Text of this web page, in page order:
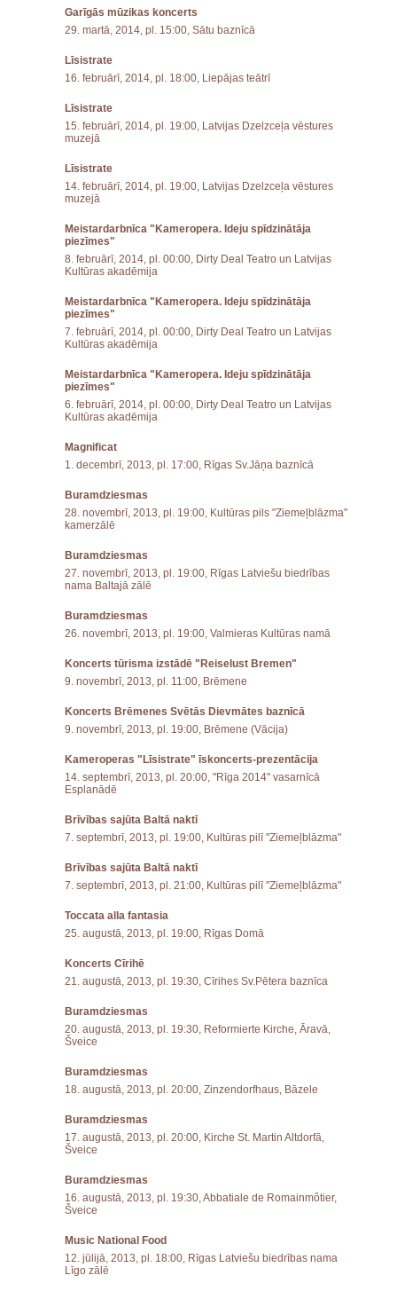
Garīgās mūzikas koncerts
29. martā, 2014, pl. 15:00, Sātu baznīcā
Līsistrate
16. februārī, 2014, pl. 18:00, Liepājas teātrī
Līsistrate
15. februārī, 2014, pl. 19:00, Latvijas Dzelzceļa vēstures
muzejā
Līsistrate
14. februārī, 2014, pl. 19:00, Latvijas Dzelzceļa vēstures
muzejā
Meistardarbnīca "Kameropera. Ideju spīdzinātāja
piezīmes"
8. februārī, 2014, pl. 00:00, Dirty Deal Teatro un Latvijas
Kultūras akadēmija
Meistardarbnīca "Kameropera. Ideju spīdzinātāja
piezīmes"
7. februārī, 2014, pl. 00:00, Dirty Deal Teatro un Latvijas
Kultūras akadēmija
Meistardarbnīca "Kameropera. Ideju spīdzinātāja
piezīmes"
6. februārī, 2014, pl. 00:00, Dirty Deal Teatro un Latvijas
Kultūras akadēmija
Magnificat
1. decembrī, 2013, pl. 17:00, Rīgas Sv.Jāņa baznīcā
Buramdziesmas
28. novembrī, 2013, pl. 19:00, Kultūras pils "Ziemeļblāzma"
kamerzālē
Buramdziesmas
27. novembrī, 2013, pl. 19:00, Rīgas Latviešu biedrības
nama Baltajā zālē
Buramdziesmas
26. novembrī, 2013, pl. 19:00, Valmieras Kultūras namā
Koncerts tūrisma izstādē "Reiselust Bremen"
9. novembrī, 2013, pl. 11:00, Brēmene
Koncerts Brēmenes Svētās Dievmātes baznīcā
9. novembrī, 2013, pl. 19:00, Brēmene (Vācija)
Kameroperas "Līsistrate" īskoncerts-prezentācija
14. septembrī, 2013, pl. 20:00, "Rīga 2014" vasarnīcā
Esplanādē
Brīvības sajūta Baltā naktī
7. septembrī, 2013, pl. 19:00, Kultūras pilī "Ziemeļblāzma"
Brīvības sajūta Baltā naktī
7. septembrī, 2013, pl. 21:00, Kultūras pilī "Ziemeļblāzma"
Toccata alla fantasia
25. augustā, 2013, pl. 19:00, Rīgas Domā
Koncerts Cīrihē
21. augustā, 2013, pl. 19:30, Cīrihes Sv.Pētera baznīca
Buramdziesmas
20. augustā, 2013, pl. 19:30, Reformierte Kirche, Āravā,
Šveice
Buramdziesmas
18. augustā, 2013, pl. 20:00, Zinzendorfhaus, Bāzele
Buramdziesmas
17. augustā, 2013, pl. 20:00, Kirche St. Martin Altdorfā,
Šveice
Buramdziesmas
16. augustā, 2013, pl. 19:30, Abbatiale de Romainmôtier,
Šveice
Music National Food
12. jūlijā, 2013, pl. 18:00, Rīgas Latviešu biedrības nama
Līgo zālē